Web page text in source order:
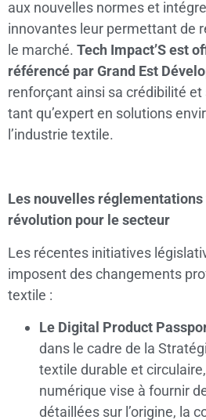
aux nouvelles normes et
innovantes leur permettant de
le marché. Tech Impact’S est
référencé par Grand Est
renforçant ainsi sa crédibilité
tant qu’expert en solutions
l’industrie textile.
Les nouvelles
révolution pour le secteur
Les récentes initiatives
imposent des changements
textile :
Le Digital Product
dans le cadre de la
textile durable et
numérique vise à fournir
détaillées sur l’origine, la